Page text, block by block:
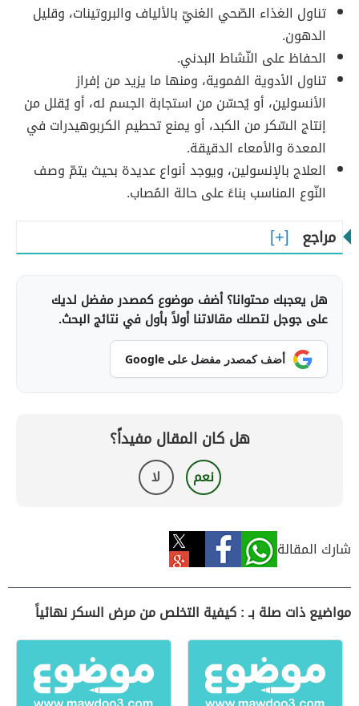
تناول الغذاء الصّحي الغنيّ بالألياف والبروتينات، وقليل
الدهون.
الحفاظ على النّشاط البدني.
تناول الأدوية الفموية، ومنها ما يزيد من إفراز
الأنسولين، أو يُحسّن من استجابة الجسم له، أو يُقلل من
إنتاج السّكر من الكبد، أو يمنع تحطيم الكربوهيدرات في
المعدة والأمعاء الدقيقة.
العلاج بالإنسولين، ويوجد أنواع عديدة بحيث يتمّ وصف
النّوع المناسب بناءً على حالة المُصاب.
مراجع
هل يعجبك محتوانا؟ أضف موضوع كمصدر مفضل لديك
على جوجل لتصلك مقالاتنا أولاً بأول في نتائج البحث.
أضف كمصدر مفضل على Google
هل كان المقال مفيداً؟
نعم لا
شارك المقالة
مواضيع ذات صلة بـ : كيفية التخلص من مرض السكر نهائياً